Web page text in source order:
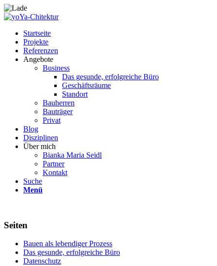
Startseite
Projekte
Referenzen
Angebote
Business
Das gesunde, erfolgreiche Büro
Geschäftsräume
Standort
Bauherren
Bauträger
Privat
Blog
Disziplinen
Über mich
Bianka Maria Seidl
Partner
Kontakt
Suche
Menü
Seiten
Bauen als lebendiger Prozess
Das gesunde, erfolgreiche Büro
Datenschutz